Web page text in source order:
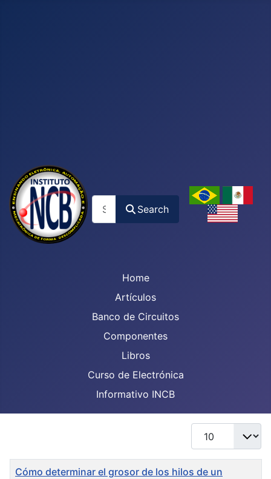
Search
Home
Artículos
Banco de Circuitos
Componentes
Libros
Curso de Electrónica
Informativo INCB
Display #
Title
Cómo determinar el grosor de los hilos de un